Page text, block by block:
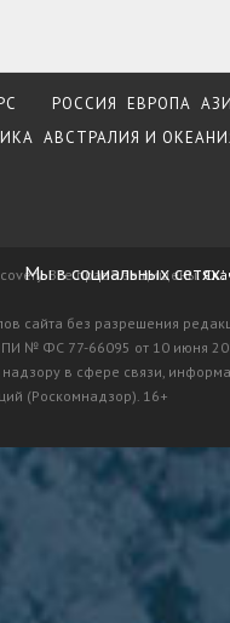
РОССИЯ ЕВРОПА
АВСТРАЛИЯ И
Все права защищены.
сайта без разрешения
ПИ № ФС 77-66095 от 10 июня
в сфере связи,
(Роскомнадзор). 16+
Мы в социальных сетях: